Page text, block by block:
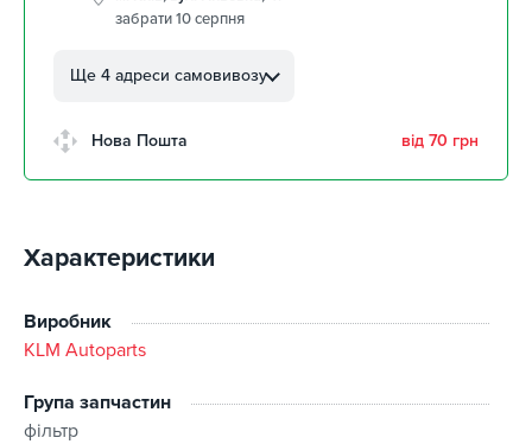
забрати 10 серпня
Автолюбителів, 8а
Клинцівський авторинок
м. Київ, вул. Остафія
Ще 4 адреси самовивозу
Нова Пошта від 70 грн
Характеристики
Виробник
KLM Autoparts
Група запчастин
фільтр